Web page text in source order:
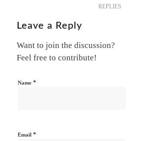
REPLIES
Leave a Reply
Want to join the discussion?
Feel free to contribute!
Name *
Email *